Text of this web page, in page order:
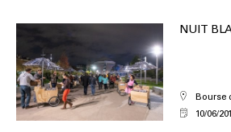
NUIT
Bourse
10/06/